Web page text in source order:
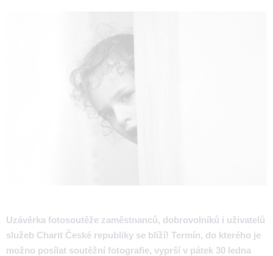
Uzávěrka fotosoutěže zaměstnanců, dobrovolníků i uživatelů
služeb Charit České republiky se blíží! Termín, do kterého je
možno posílat soutěžní fotografie, vyprší v pátek 30 ledna